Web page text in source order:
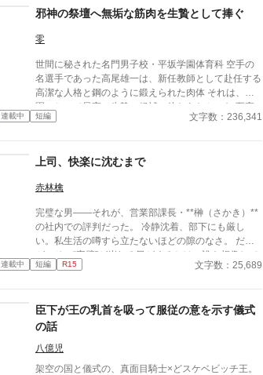
邪神の祭壇へ無垢な筋肉を生贄として捧ぐ
零
世間に秘された名門男子校・平坂学園体育科 空手の
名選手であった高尾雄一は、新任教師として赴任する
高潔な人格と鋼のように鍛えられた肉体 それは、学
園にとって最高の生贄の候補に他ならなかった 至高
の筋肉を持つ、精神を削られ意志をなくした青年を太
消える教師 山奥の男子校で繰り広げられるダークフ
連載中 短編 文字数：236,341
上司、快楽に沈むまで
赤林檎
完璧な男――それが、営業部課長・**榊（さかき）**
の社内での評判だった。 冷静沈着、部下にも厳し
い。私生活の噂すら立たないほどの隙のなさ。 だ
が、その“完璧”が崩れる日がくるとは、誰も想像して
いなかった。 入社三年目の篠原は、榊の直属の部
だけが残ったオフィスで、 篠原は上司に向かって、
いつもの穏やかな口調を崩した。「……そんな顔、部
表情。 その弱さを見逃さず、篠原はデスク越しに距
離を詰める。 「強がらなくていいですよ。俺の前で
連載中 短編 R15 文字数：25,689
臣下が王の乳首を吸って服従の意を示す儀式
の話
八億児
架空の国と儀式の、真面目騎士×どスケベビッチ王。